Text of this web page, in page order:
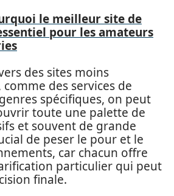
le meilleur site de
pour les amateurs
des sites moins
des services de
spécifiques, on peut
toute une palette de
et souvent de grande
de peser le pour et le
car chacun offre
particulier qui peut
finale.